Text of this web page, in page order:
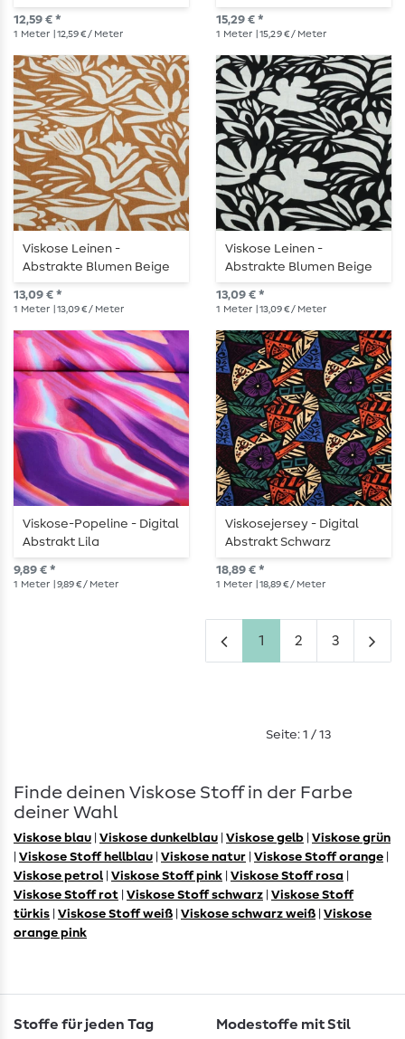
12,59 € *
1 Meter | 12,59 € / Meter
Schwarz
15,29 € *
1 Meter | 15,29 € / Meter
Viskose Leinen -
Abstrakte Blumen Beige
Ocker
13,09 € *
1 Meter | 13,09 € / Meter
Viskose Leinen -
Abstrakte Blumen Beige
Schwarz
13,09 € *
1 Meter | 13,09 € / Meter
Viskose-Popeline - Digital
Abstrakt Lila
9,89 € *
1 Meter | 9,89 € / Meter
Viskosejersey - Digital
Abstrakt Schwarz
18,89 € *
1 Meter | 18,89 € / Meter
1 2 3
Seite: 1 / 13
Finde deinen Viskose Stoff in der Farbe
deiner Wahl
Viskose blau Viskose dunkelblau Viskose gelb
Viskose grün
Viskose Stoff hellblau Viskose natur Viskose Stoff orange
Viskose petrol
Viskose Stoff pink Viskose Stoff rosa
Viskose Stoff rot
Viskose Stoff schwarz
Viskose Stoff
türkis
Viskose Stoff weiß Viskose schwarz weiß
Viskose
orange pink
Stoffe für jeden Tag Modestoffe mit Stil